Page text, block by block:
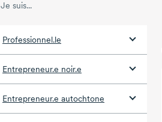
Je suis...
Professionnel.le
Entrepreneur.e noir.e
Entrepreneur.e autochtone